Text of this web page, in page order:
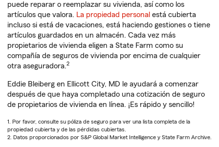
puede reparar o reemplazar su vivienda, así como los
artículos que valora. La propiedad personal está cubierta
incluso si está de vacaciones, está haciendo gestiones o tiene
artículos guardados en un almacén. Cada vez más
propietarios de vivienda eligen a State Farm como su
compañía de seguros de vivienda por encima de cualquier
otra aseguradora.2
Eddie Bleiberg en Ellicott City, MD le ayudará a comenzar
después de que haya completado una cotización de seguro
de propietarios de vivienda en línea. ¡Es rápido y sencillo!
1. Por favor, consulte su póliza de seguro para ver una lista completa de la
propiedad cubierta y de las pérdidas cubiertas.
2. Datos proporcionados por S&P Global Market Intelligence y State Farm Archive.